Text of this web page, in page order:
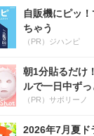
自販機にピッ！
ちゃう
（PR）ジハンピ
朝1分貼るだけ
ルで一日中ず
（PR）サボリーノ
2026年7月夏ド